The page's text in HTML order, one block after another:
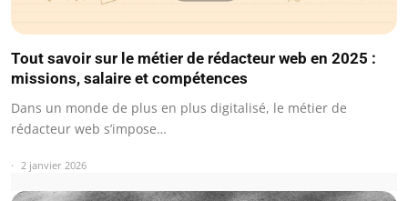
Tout savoir sur le métier de rédacteur web en 2025 :
missions, salaire et compétences
Dans un monde de plus en plus digitalisé, le métier de
rédacteur web s’impose…
2 janvier 2026